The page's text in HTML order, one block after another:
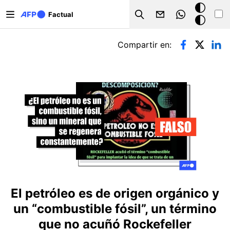
Factual
Search
Modo
oscuro
Solapas principales
Compartir en:
El petróleo es de origen orgánico y
un “combustible fósil”, un término
que no acuñó Rockefeller